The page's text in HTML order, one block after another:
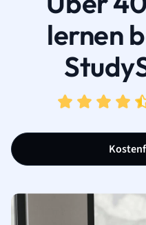
lernen